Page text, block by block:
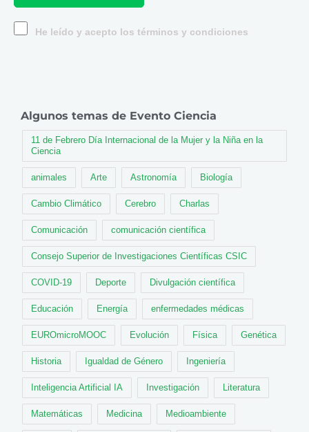
He leído y acepto los términos y condiciones
Algunos temas de Evento Ciencia
11 de Febrero Día Internacional de la Mujer y la Niña en la
Ciencia
animales Arte Astronomía Biología
Cambio Climático Cerebro Charlas
Comunicación comunicación científica
Consejo Superior de Investigaciones Científicas CSIC
COVID-19 Deporte Divulgación científica
Educación Energía enfermedades médicas
EUROmicroMOOC Evolución Física Genética
Historia Igualdad de Género Ingeniería
Inteligencia Artificial IA Investigación Literatura
Matemáticas Medicina Medioambiente